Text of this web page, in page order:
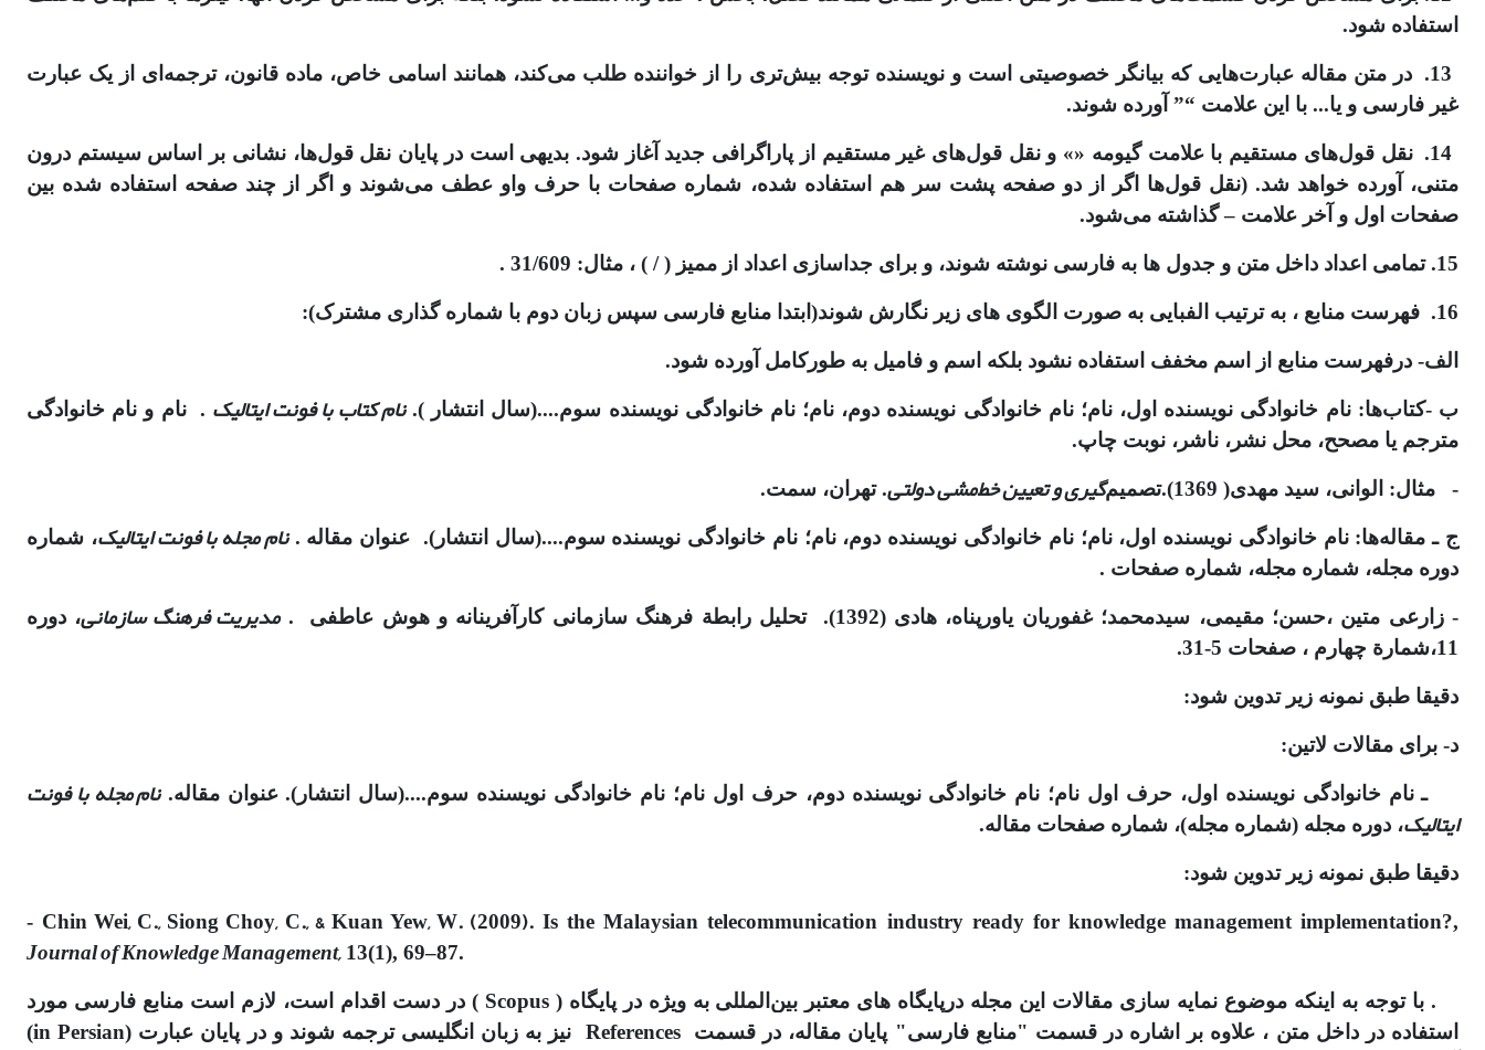
استفاده شود.
13. در متن مقاله عبارت‌هایی که بیان­گر خصوصیتی است و نویسنده توجه بیش‌تری را از خواننده طلب می‌کند، همانند اسامی خاص، ماده قانون، ترجمه‌ای از یک عبارت
غیر فارسی و یا... با این علامت “” آورده شوند.
14. نقل قول‌های مستقیم با علامت گیومه «» و نقل قول‌های غیر مستقیم از پاراگرافی جدید آغاز شود. بدیهی است در پایان نقل قول‌ها، نشانی بر اساس سیستم درون
متنی، آورده خواهد شد. (نقل قول‌ها اگر از دو صفحه پشت سر هم استفاده شده، شماره صفحات با حرف واو عطف می‌شوند و اگر از چند صفحه استفاده شده بین
صفحات اول و آخر علامت – گذاشته می‌شود.
15. تمامی اعداد داخل متن و جدول ها به فارسی نوشته شوند، و برای جداسازی اعداد از ممیز ( / ) ، مثال: 31/609 .
16. فهرست منابع ، به ترتیب الفبایی به صورت الگوی های زیر نگارش شوند(ابتدا منابع فارسی سپس زبان دوم با شماره گذاری مشترک):
الف- درفهرست منابع از اسم مخفف استفاده نشود بلکه اسم و فامیل به طورکامل آورده شود.
ب -کتاب‌ها: نام خانوادگی نویسنده اول، نام؛ نام خانوادگی نویسنده دوم، نام؛ نام خانوادگی نویسنده سوم....(سال انتشار ).نام کتاب با فونت ایتالیک . نام و نام خانوادگی
مترجم یا مصحح، محل نشر، ناشر، نوبت چاپ.
- مثال: الوانی، سید مهدی( 1369).تصمیم ‌گیری و تعیین خط‌مشی دولتی. تهران، سمت.
ج ـ مقاله‌‌ها: نام خانوادگی نویسنده اول، نام؛ نام خانوادگی نویسنده دوم، نام؛ نام خانوادگی نویسنده سوم....(سال انتشار). عنوان مقاله .نام مجله با فونت ایتالیک، شماره
دوره مجله، شماره مجله، شماره صفحات .
- زارعی متین ،حسن؛ مقیمی، سیدمحمد؛ غفوریان یاورپناه، هادی (1392). تحلیل رابطة فرهنگ سازمانی کارآفرینانه و هوش عاطفی . مدیریت فرهنگ سازمانی، دوره
11،شمارة چهارم ، صفحات 5-31.
دقیقا طبق نمونه زیر تدوین شود:
د- برای مقالات لاتین:
ـ نام خانوادگی نویسنده اول، حرف اول نام؛ نام خانوادگی نویسنده دوم، حرف اول نام؛ نام خانوادگی نویسنده سوم....(سال انتشار). عنوان مقاله.نام مجله با فونت
ایتالیک، دوره مجله (شماره مجله)، شماره صفحات مقاله.
دقیقا طبق نمونه زیر تدوین شود:
- Chin Wei, C., Siong Choy, C., & Kuan Yew, W. (2009). Is the Malaysian telecommunication industry ready for knowledge management implementation?,
Journal of Knowledge Management,13(1), 69–87.
17. با توجه به اینکه موضوع نمایه سازی مقالات این مجله درپایگاه های معتبر بین‌المللی به ویژه در پایگاه ( Scopus ) در دست اقدام است، لازم است منابع فارسی مورد
استفاده در داخل متن ، علاوه بر اشاره در قسمت "منابع فارسی" پایان مقاله، در قسمت References نیز به زبان انگلیسی ترجمه شوند و در پایان عبارت (in Persian)